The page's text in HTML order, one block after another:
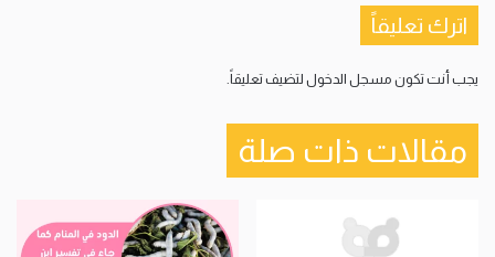
اترك تعليقاً
يجب أنت تكون مسجل الدخول لتضيف تعليقاً.
مقالات ذات صلة